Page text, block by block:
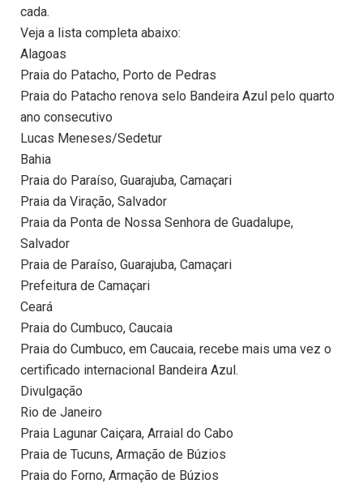
cada.
Veja a lista completa abaixo:
Alagoas
Praia do Patacho, Porto de Pedras
Praia do Patacho renova selo Bandeira Azul pelo quarto
ano consecutivo
Lucas Meneses/Sedetur
Bahia
Praia do Paraíso, Guarajuba, Camaçari
Praia da Viração, Salvador
Praia da Ponta de Nossa Senhora de Guadalupe,
Salvador
Praia de Paraíso, Guarajuba, Camaçari
Prefeitura de Camaçari
Ceará
Praia do Cumbuco, Caucaia
Praia do Cumbuco, em Caucaia, recebe mais uma vez o
certificado internacional Bandeira Azul.
Divulgação
Rio de Janeiro
Praia Lagunar Caiçara, Arraial do Cabo
Praia de Tucuns, Armação de Búzios
Praia do Forno, Armação de Búzios